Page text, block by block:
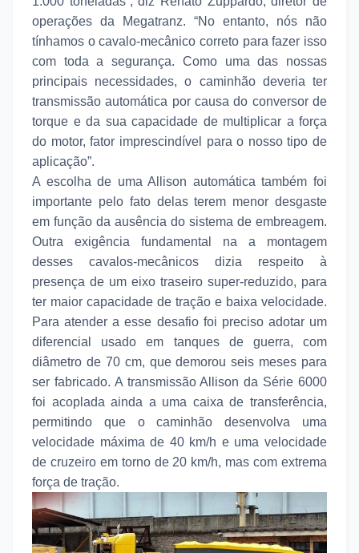
operações da Megatranz. “No entanto, nós não
tínhamos o cavalo-mecânico correto para fazer isso
com toda a segurança. Como uma das nossas
principais necessidades, o caminhão deveria ter
transmissão automática por causa do conversor de
torque e da sua capacidade de multiplicar a força
do motor, fator imprescindível para o nosso tipo de
aplicação”.
A escolha de uma Allison automática também foi
importante pelo fato delas terem menor desgaste
em função da ausência do sistema de embreagem.
Outra exigência fundamental na a montagem
desses cavalos-mecânicos dizia respeito à
presença de um eixo traseiro super-reduzido, para
ter maior capacidade de tração e baixa velocidade.
Para atender a esse desafio foi preciso adotar um
diferencial usado em tanques de guerra, com
diâmetro de 70 cm, que demorou seis meses para
ser fabricado. A transmissão Allison da Série 6000
foi acoplada ainda a uma caixa de transferência,
permitindo que o caminhão desenvolva uma
velocidade máxima de 40 km/h e uma velocidade
de cruzeiro em torno de 20 km/h, mas com extrema
força de tração.